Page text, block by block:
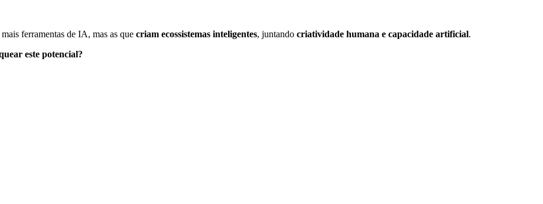
ferramentas de IA, mas as que criam ecossistemas inteligentes, juntando criatividade humana e capacidade artificial.
este potencial?